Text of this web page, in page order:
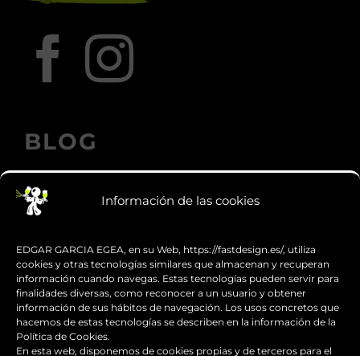
Información de las cookies
EDGAR GARCIA EGEA, en su Web, https://fastdesign.es/, utiliza
cookies y otras tecnologías similares que almacenan y recuperan
información cuando navegas. Estas tecnologías pueden servir para
finalidades diversas, como reconocer a un usuario y obtener
información de sus hábitos de navegación. Los usos concretos que
hacemos de estas tecnologías se describen en la información de la
Política de Cookies.
En esta web, disponemos de cookies propias y de terceros para el
BLOG
que transforman el diseño
Guía de supervivencia: qué hacer con tu
moto tras una caída
¿Qué es y para qué sirve el carenado de